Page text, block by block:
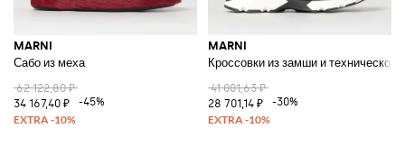
MARNI
Сабо из меха
62 122,80 ₽
34 167,40 ₽
-45%
MARNI
Кроссовки из замши и технической
41 001,63 ₽
28 701,14 ₽
-30%